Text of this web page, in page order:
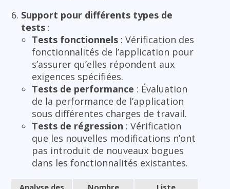
Support pour différents types de
tests :
Tests fonctionnels : Vérification des
fonctionnalités de l’application pour
s’assurer qu’elles répondent aux
exigences spécifiées.
Tests de performance : Évaluation
de la performance de l’application
sous différentes charges de travail.
Tests de régression : Vérification
que les nouvelles modifications n’ont
pas introduit de nouveaux bogues
dans les fonctionnalités existantes.
Analyse des
Nombre
Liste